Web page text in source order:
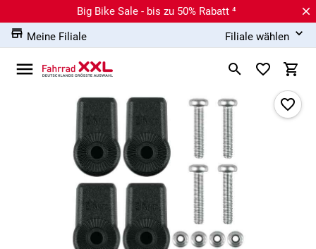
Big Bike Sale - bis zu 50% Rabatt ⁴
Meine Filiale
Filiale wählen